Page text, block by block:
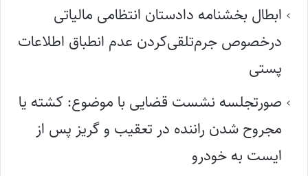
ابطال بخشنامه دادستان انتظامی مالیاتی
درخصوص جرم‌تلقی‌کردن عدم انطباق اطلاعات
پستی
صورتجلسه نشست قضایی با موضوع: کشته یا
مجروح شدن راننده در تعقیب و گریز پس از
ایست به خودرو